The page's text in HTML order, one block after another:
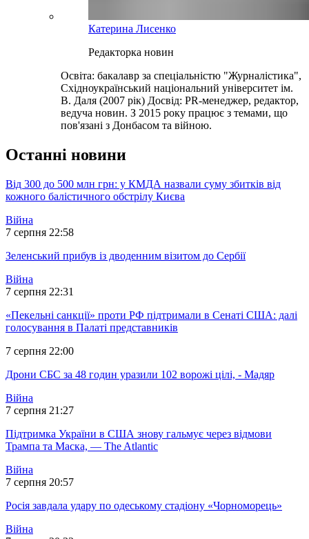
Катерина Лисенко
Редакторка новин
Освіта: бакалавр за спеціальністю "Журналістика",
Східноукраїнський національний університет ім.
В. Даля (2007 рік) Досвід: PR-менеджер, редактор,
ведуча новин. З 2015 року працює з темами, що
пов'язані з Донбасом та війною.
Останні новини
Від 300 до 500 млн грн: у КМДА назвали суму збитків від
кожного балістичного обстрілу Києва
Війна
7 серпня 22:58
Зеленський прибув із дводенним візитом до Сербії
Війна
7 серпня 22:31
«Пекельні санкції» проти РФ підтримали в Сенаті США: далі
голосування в Палаті представників
7 серпня 22:00
Дрони СБС за 48 годин уразили 102 ворожі цілі, - Мадяр
Війна
7 серпня 21:27
Підтримка України в США знову гальмує через відмови
Трампа та Маска, — The Atlantic
Війна
7 серпня 20:57
Росія завдала удару по одеському стадіону «Чорноморець»
Війна